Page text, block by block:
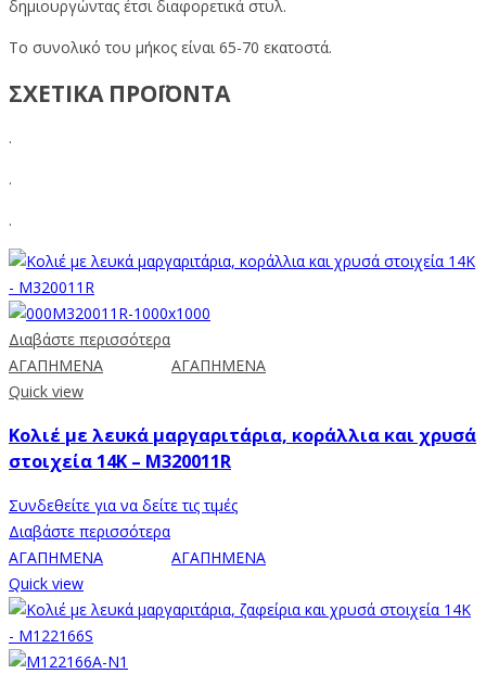
δημιουργώντας έτσι διαφορετικά στυλ.
Το συνολικό του μήκος είναι 65-70 εκατοστά.
ΣΧΕΤΙΚΑ ΠΡΟΪΟΝΤΑ
.
.
.
Διαβάστε περισσότερα
ΑΓΑΠΗΜΕΝΑ
ΑΓΑΠΗΜΕΝΑ
Quick view
Κολιέ με λευκά μαργαριτάρια, κοράλλια και χρυσά
στοιχεία 14K – M320011R
Συνδεθείτε για να δείτε τις τιμές
Διαβάστε περισσότερα
ΑΓΑΠΗΜΕΝΑ
ΑΓΑΠΗΜΕΝΑ
Quick view